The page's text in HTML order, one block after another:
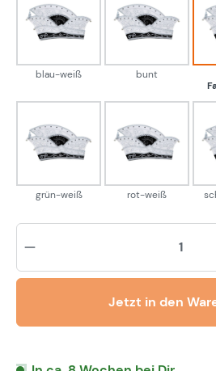
blau-weiß
blau-weiß
bunt
bunt
grün-weiß
grün-weiß
rot-weiß
rot-weiß
Jetzt in den